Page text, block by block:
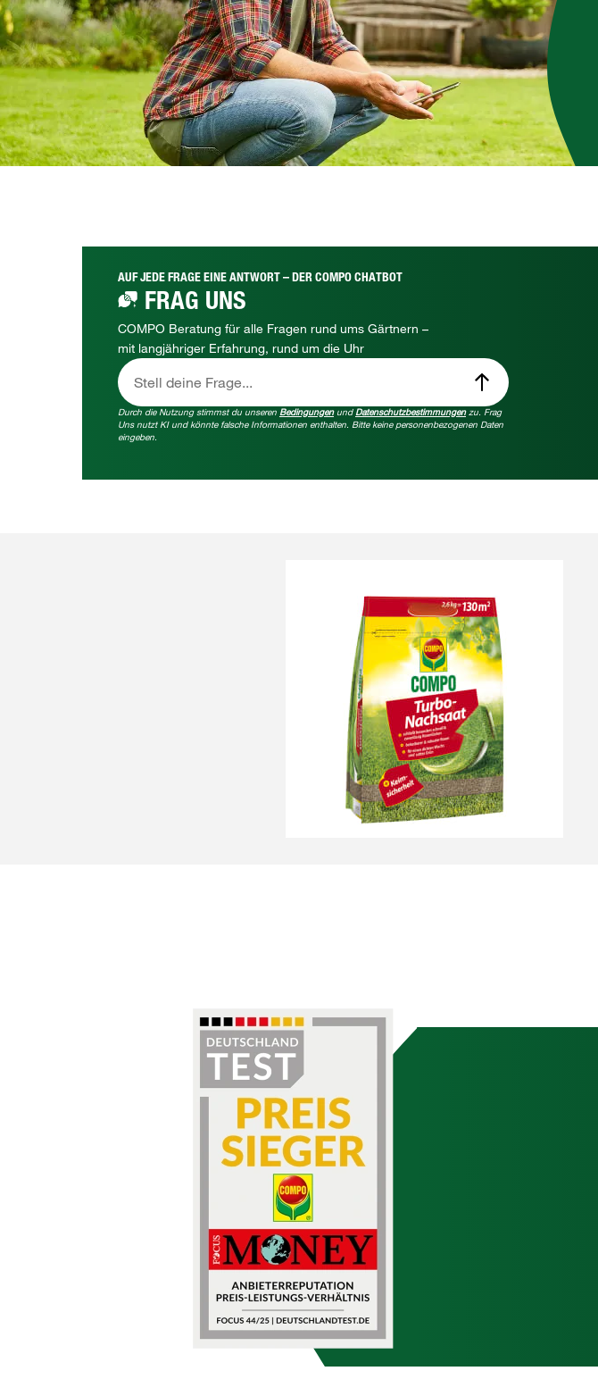
AUF JEDE FRAGE EINE ANTWORT – DER COMPO CHATBOT
FRAG UNS
COMPO Beratung für alle Fragen rund ums Gärtnern –
mit langjähriger Erfahrung, rund um die Uhr
Stell deine Frage...
Durch die Nutzung stimmst du unseren BedingungenundDatenschutzbestimmungenzu. Frag
Uns nutzt KI und könnte falsche Informationen enthalten. Bitte keine personenbezogenen Daten
eingeben.